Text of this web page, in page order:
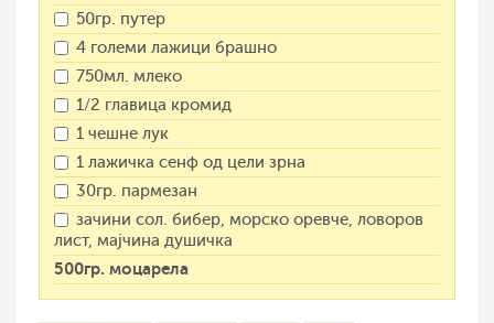
50гр. путер
4 големи лажици брашно
750мл. млеко
1/2 главица кромид
1 чешне лук
1 лажичка сенф од цели зрна
30гр. пармезан
зачини сол. бибер, морско оревче, ловоров
лист, мајчина душичка
500гр. моцарела